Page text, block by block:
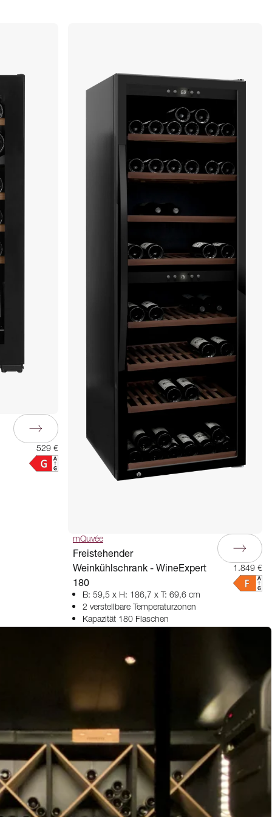
529 €
mQuvée
Freistehender
Weinkühlschrank - WineExpert
180
B: 59,5 x H: 186,7 x T: 69,6 cm
2 verstellbare Temperaturzonen
Kapazität 180 Flaschen
1.849 €